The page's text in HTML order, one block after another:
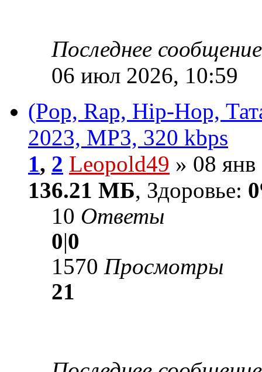
Последнее
06 июл 2026, 10:59
(Pop, Rap, Hip-Hop,
2023, MP3, 320 kbps
1, 2 Leopold49 » 08
136.21 МБ, Здоровье: 0
10 Ответы
0|0
1570 Просмотры
21